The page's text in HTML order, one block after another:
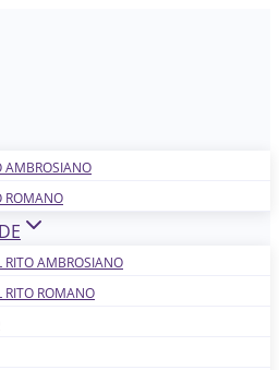
AMBROSIANO
ROMANO
AMBROSIANO
RITO ROMANO